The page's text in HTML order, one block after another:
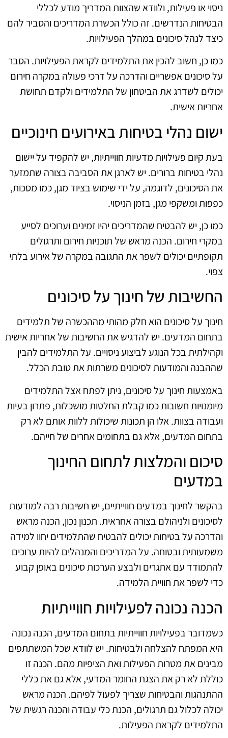
ניסוי או פעילות, ולוודא שהצוות המדריך מודע לכללי
הבטיחות הנדרשים. זה כולל הכשרת המדריכים והסביר להם
כיצד לנהל סיכונים במהלך הפעילויות.
כמו כן, חשוב להכין את התלמידים לקראת הפעילויות. הסבר
על סיכונים אפשריים והדרכה על דרכי פעולה במקרה חירום
יכולים לשדרג את הביטחון של התלמידים ולקדם תחושת
אחריות אישית.
ישום נהלי בטיחות באירועים חינוכיים
בעת קיום פעילויות מדעיות חווייתיות, יש להקפיד על יישום
נהלי בטיחות ברורים. יש לארגן את הסביבה בצורה שתמזער
את הסיכונים, לדוגמה, על ידי שימוש בציוד מגן, כמו מסכות,
כפפות ומשקפי מגן, בזמן הניסוי.
כמו כן, יש להבטיח שהמדריכים יהיו זמינים וערוכים לסייע
במקרי חירום. הכנה מראש של תוכניות חירום ותרגולים
תקופתיים יכולים לשפר את התגובה במקרה של אירוע בלתי
צפוי.
החשיבות של חינוך על סיכונים
חינוך על סיכונים הוא חלק מהותי מההכשרה של תלמידים
בתחום המדעים. יש להדגיש את החשיבות של אחריות אישית
וקהילתית בכל הנוגע לביצוע ניסויים. על התלמידים להבין
שההבנה והמודעות לסיכונים משרתות את טובת הכלל.
באמצעות חינוך על סיכונים, ניתן לפתח אצל התלמידים
מיומנויות חשובות כמו קבלת החלטות מושכלות, פתרון בעיות
ועבודה בצוות. אלו הן תכונות שיכולות ללוות אותם לא רק
בתחום המדעים, אלא גם בתחומים אחרים של חייהם.
סיכום והמלצות לתחום החינוך
במדעים
בהקשר לחינוך במדעים חווייתיים, יש חשיבות רבה למודעות
לסיכונים ולניהולם בצורה אחראית. תכנון נכון, הכנה מראש
והדרכה על בטיחות יכולים להבטיח שהתלמידים יחוו למידה
משמעותית ובטוחה. על המדריכים והמנהלים להיות ערוכים
להתמודד עם אתגרים ולבצע הערכות סיכונים באופן קבוע
כדי לשפר את חוויית הלמידה.
הכנה נכונה לפעילויות חווייתיות
כשמדובר בפעילויות חווייתיות בתחום המדעים, הכנה נכונה
היא המפתח להצלחה ולבטיחות. יש לוודא שכל המשתתפים
מבינים את מטרות הפעילות ואת הציפיות מהם. הכנה זו
כוללת לא רק את הצגת החומר המדעי, אלא גם את כללי
ההתנהגות והבטיחות שצריך לפעול לפיהם. הכנה מראש
יכולה לכלול גם תרגולים, הכנת כלי עבודה והכנה רגשית של
התלמידים לקראת הפעילות.